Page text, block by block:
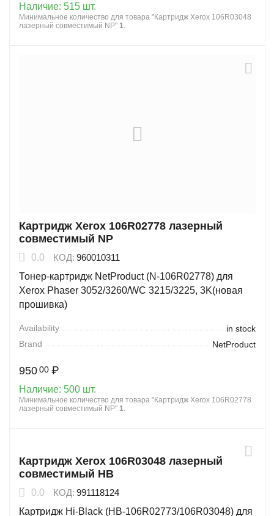
Наличие: 515 шт.
Минимальное количество для товара "Картридж Xerox 106R03048
лазерный совместимый NP" 1.
Картридж Xerox 106R02778 лазерный
совместимый NP
0.0 КОД: 960010311
Тонер-картридж NetProduct (N-106R02778) для
Xerox Phaser 3052/3260/WC 3215/3225, 3K(новая
прошивка)
Availability
in stock
Brand
NetProduct
950 00 ₽
Наличие: 500 шт.
Минимальное количество для товара "Картридж Xerox 106R02778
лазерный совместимый NP" 1.
Картридж Xerox 106R03048 лазерный
совместимый HB
0.0 КОД: 991118124
Картридж Hi-Black (HB-106R02773/106R03048) для